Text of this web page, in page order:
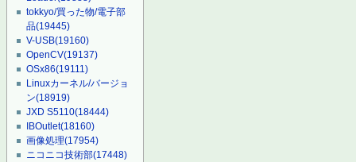
tokkyo/買った物/電子部
品(19445)
V-USB(19160)
OpenCV(19137)
OSx86(19111)
Linuxカーネル/バージョ
ン(18919)
JXD S5110(18444)
IBOutlet(18160)
画像処理(17954)
ニコニコ技術部(17448)